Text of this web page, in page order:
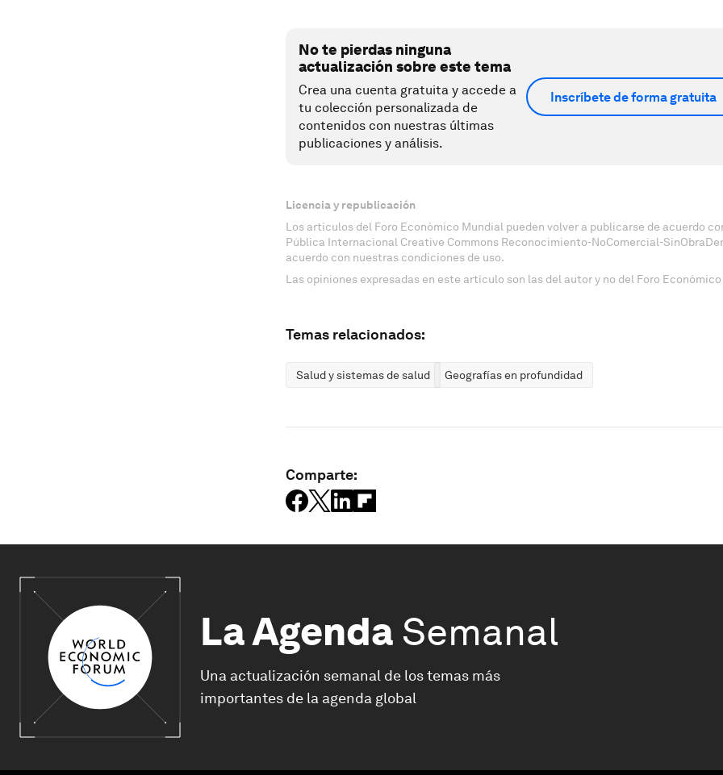
No te pierdas ninguna
actualización sobre este tema
Crea una cuenta gratuita y accede a
tu colección personalizada de
contenidos con nuestras últimas
publicaciones y análisis.
Inscríbete de forma gratuita
Licencia y republicación
Los artículos del Foro Económico Mundial pueden volver a publicarse de acuerdo
Pública Internacional Creative Commons Reconocimiento-NoComercial-
acuerdo con nuestras condiciones de uso.
Las opiniones expresadas en este artículo son las del autor y no del Foro
Temas relacionados:
Salud y sistemas de salud Geografías en profundidad
Comparte:
La Agenda Semanal
Una actualización semanal de los temas más
importantes de la agenda global